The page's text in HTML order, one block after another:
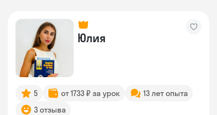
Юлия
5 от 1733 ₽ за урок
13 лет опыта
3 отзыва